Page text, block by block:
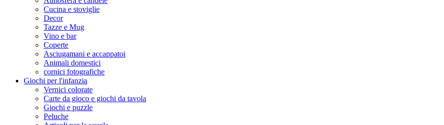
Cucina e stoviglie
Decor
Tazze e Mug
Vino e bar
Coperte
Asciugamani e accappatoi
Animali domestici
cornici fotografiche
Giochi per l'infanzia
Vernici colorate
Carte da gioco e giochi da tavola
Giochi e puzzle
Peluche